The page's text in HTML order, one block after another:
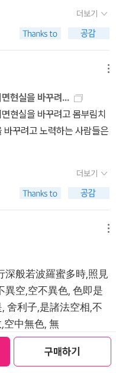
구매하기
해 보이긴 하네요.그러면서
자의 번역은 '가자! 가자! 건
여!'이고, 중국학자의 번역
안을 향해. 피안으로 건너
.반야심경의 마지막 구절인
같이 말하고 있는데 '신비
어요.. '곤경에 빠져 마음
없고 출구를 찾을 수 없을
아제 바라아제 바라승아제
입니다.그러기에 유일신만
고 맹종하는 것은 다른 생
험해 보입니다.그에 비하
는 형상은 물론 마음속에
불완전한 인간이 세상과 공
에 보이고 느끼는 것이 전
따라 우리 눈앞에 놓인 모
는 논리는 어떻게 이해하고
는 모든 것은 변화하지 않는
것도 일종의 사회적 개념
불과한 것이기 때문에, 의
활 속에서 해탈하는 것이
사상의 적극적인 면을 보
개념인 오온은 색온, 수
집합’이라는 뜻이고, 부처는
고 한다. 앞서 언급한 ‘색즉
색온이다. “‘오온은 모두
으며, 신이 결정하는 것도 아
된다. 그러므로 깨달음이
는 ‘생로병사’를 겪으면서
다. 누군가는 행복하고, 누군
든 ‘개념’ 때문이다. 좋은
사는 것을 ‘행복’이라는
것을 얻고도 행복하지 않은
누려야 한다고 생각하기
를 뜻한다. “오온이 모두 공
을 품어야 한다. 그러면서
’을 바라보는 연습을 해야
악’을 더 많이 만든다는 사실
걱정이 많아 마음이 평온하
살아가야하는지 고민하는
를 읽어봐도 좋을 것 같다.​
리뷰입니다>
'인데요, '색'은 몸을 뜻하고,
재하지 않는다라는 뜻이죠.
끼기 위해 온갖 노력을 다
니니 그렇게 애쓰지 말라
너의 몸이라면, 이 몸이
입니다. 즉 자신이 어떻게
은 그저 인연에 따라 조합된
즉 이 몸은 사실상 존재하지
는 것에만 미혹되지 말고
와 성공은 아무런 쓸모가
행동을 할 때도 있지만, 눈에
않는 존재가 더욱 많이 있
다면 우리는 이 속세의 작
시야를 바탕으로 좀 더 폭넓
다. 우리는 때때로 일이 안
화내거나 울거나 심한 경우
서는 실패도 성공도 영원한
나의 경험이고 성공도 그
일이 좀 안 풀린다고 해서 너
더보기
현실을 바꾸려...
현실을 바꾸려고 몸부림치
꾸려고 노력하는 사람들은
더보기
深般若波羅蜜多時,照見
異空,空不異色, 色即是
舍利子,是諸法空相,不
空中無色, 無
, 無色, 聲, 香, 味, 觸,
,亦無無明盡,乃至無老
더보기